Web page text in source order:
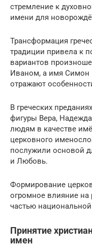
стремление к
имени для
Трансформация
традиции привела к
вариантов
Иваном, а имя Симон
отражают
В греческих
фигуры Вера,
людям в качестве
церковного
послужили основой
и Любовь.
Формирование
огромное влияние на
частью
Принятие
имен